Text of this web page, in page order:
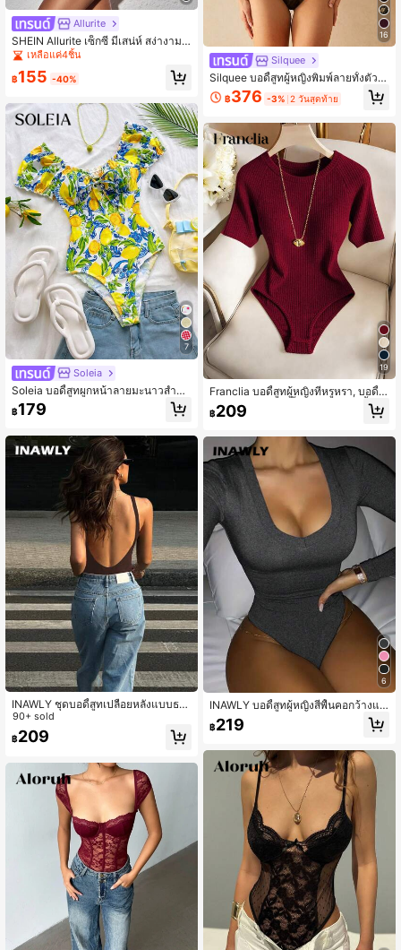
Allurite
SHEIN Allurite เซ็กซี่ มีเสน่ห์ สง่างาม
& หรูหรา ใส่ได้ทุกวัน แขนยาว เข้ารูปช่
ยืดได้ บอดี้สูทสำหรับผู้หญิง
เหลือแค่4ชิ้น
฿155 -40%
7
Soleia
Soleia บอดี้สูทผูกหน้าลายมะนาวสำหรั
บผู้หญิง, ชุดสำหรับวันหยุด
฿179
INAWLY ชุดบอดี้สูทเปลือยหลังแบบธรร
มดาของผู้หญิงสวมใส่ทุกวัน
90+ sold
฿209
16
Silquee
Silquee บอดี้สูทผู้หญิงพิมพ์ลายทั้งตัวแ
บบจีบ ลำลองสำหรับใส่ประจำวัน
฿376 -3% 2 วันสุดท้าย
19
Franclia บอดี้สูทผู้หญิงที่หรูหรา, บอดี้สู
ทแบบสบายๆ, บอดี้สูทคอกลม, บอดี้สูทแ
ขนสั้นสำหรับใส่ประจำวัน
฿209
6
INAWLY บอดี้สูทผู้หญิงสีพื้นคอกว้างแข
นยาวสำหรับฤดูใบไม้ร่วง
฿219